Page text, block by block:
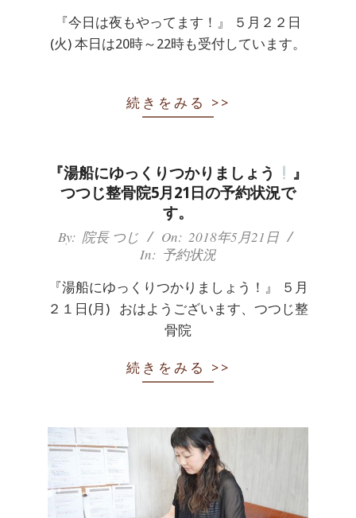
『今日は夜もやってます！』 ５月２２日
(火) 本日は20時～22時も受付しています。
続きをみる >>
『湯船にゆっくりつかりましょう
』
つつじ整骨院5月21日の予約状況で
す。
2018-
By: 院長 つじ On: 2018年5月21日
In: 予約状況
『湯船にゆっくりつかりましょう！』 ５月
２１日(月) おはようございます、つつじ整
骨院
続きをみる >>